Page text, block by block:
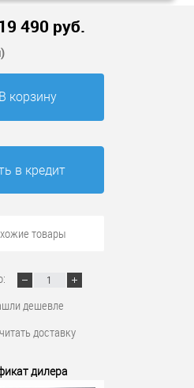
19 490 руб.
В корзину
в кредит
товары
дешевле
доставку
дилера